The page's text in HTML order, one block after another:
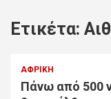
Ετικέτα:
ΑΦΡΙΚΉ
Πάνω από 500